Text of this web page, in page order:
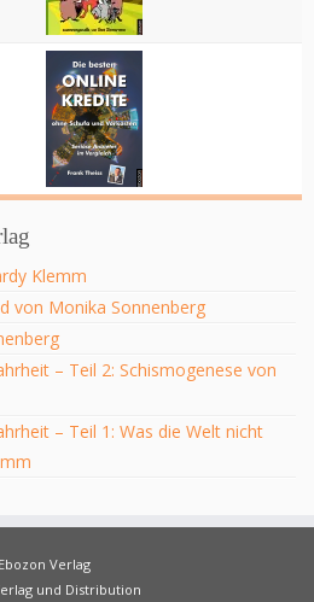
Klemm
von Monika Sonnenberg
– Teil 2: Schismogenese von
– Teil 1: Was die Welt nicht
Ebozon Verlag
und Distribution